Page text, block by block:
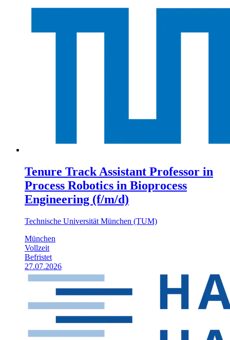
Tenure Track Assistant Professor in
Process Robotics in Bioprocess
Engineering (f/m/d)
Technische Universität München (TUM)
München
Vollzeit
Befristet
27.07.2026